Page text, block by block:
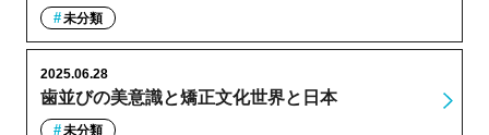
未分類
歯並びの美意識と矯正文化世界と日本
2025.06.28
未分類